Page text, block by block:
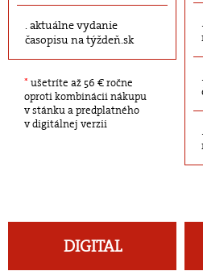
aktuálne vydanie
časopisu na týždeň.sk
* ušetríte až 56 € ročne
oproti kombinácii nákupu
v stánku a predplatného
v digitálnej verzii
DIGITAL